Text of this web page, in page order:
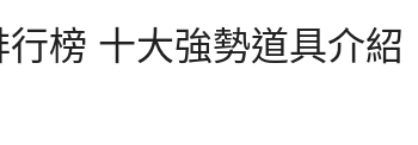
榜 十大強勢道具介紹